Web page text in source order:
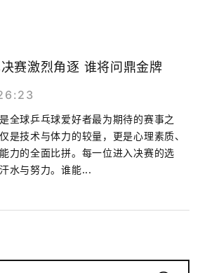
赛激烈角逐 谁将问鼎金牌
全球乒乓球爱好者最为期待的赛事之
是技术与体力的较量，更是心理素质、
力的全面比拼。每一位进入决赛的选
水与努力。谁能...